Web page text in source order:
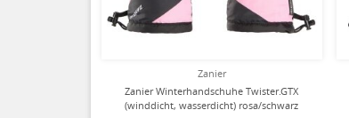
Zanier
Zanier Winterhandschuhe Twister.GTX
(winddicht, wasserdicht) rosa/schwarz